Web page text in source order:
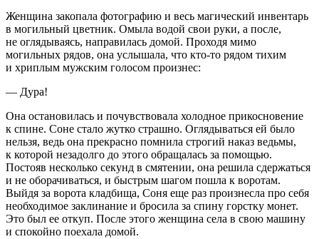
Женщина закопала фотографию и весь магический инвентарь
в могильный цветник. Омыла водой свои руки, а после,
не оглядываясь, направилась домой. Проходя мимо
могильных рядов, она услышала, что кто-то рядом тихим
и хриплым мужским голосом произнес:
— Дура!
Она остановилась и почувствовала холодное прикосновение
к спине. Соне стало жутко страшно. Оглядываться ей было
нельзя, ведь она прекрасно помнила строгий наказ ведьмы,
к которой незадолго до этого обращалась за помощью.
Постояв несколько секунд в смятении, она решила сдержаться
и не оборачиваться, и быстрым шагом пошла к воротам.
Выйдя за ворота кладбища, Соня еще раз произнесла про себя
необходимое заклинание и бросила за спину горстку монет.
Это был ее откуп. После этого женщина села в свою машину
и спокойно поехала домой.